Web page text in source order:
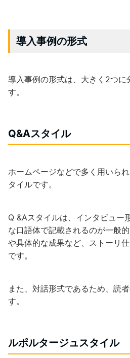
導入事例の形式
導入事例の形式は、大きく2つに
す。
Q&Aスタイル
ホームページなどで多く用いら
タイルです。
Q &Aスタイルは、インタビュー
な口語体で記載されるのが一般
や具体的な成果など、ストーリ
です。
また、対話形式であるため、読
す。
ルポルタージュスタイル